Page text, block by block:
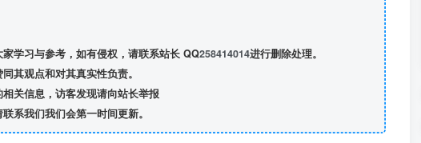
学习与参考，如有侵权，请联系站长 QQ258414014进行删除处理。
其观点和对其真实性负责。
关信息，访客发现请向站长举报
系我们我们会第一时间更新。